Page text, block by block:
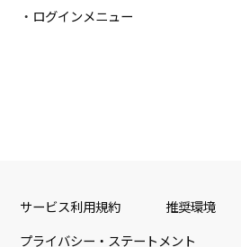
ログインメニュー
サービス利用規約 推奨環境
プライバシー・ステートメント